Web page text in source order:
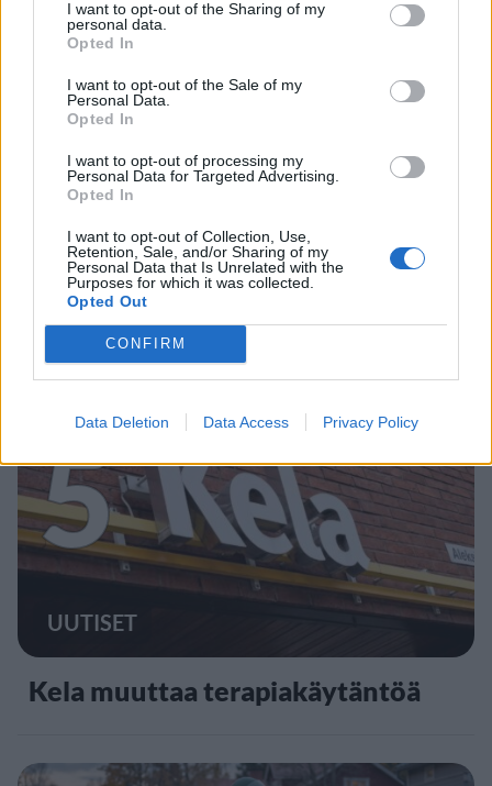
I want to opt-out of the Sharing of my
personal data.
Opted In
I want to opt-out of the Sale of my
Personal Data.
Opted In
I want to opt-out of processing my
Personal Data for Targeted Advertising.
Opted In
I want to opt-out of Collection, Use,
Retention, Sale, and/or Sharing of my
Personal Data that Is Unrelated with the
Purposes for which it was collected.
Opted Out
CONFIRM
Data Deletion Data Access Privacy Policy
4
UUTISET
Lapin pelastushelikopteri Aslakin
toiminta päättyy – rahat loppuivat
5
UUTISET
Kela muuttaa terapiakäytäntöä